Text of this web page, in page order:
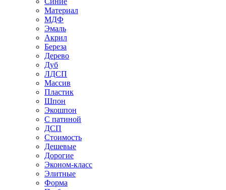
Материал
МДФ
Эмаль
Акрил
Береза
Дерево
Дуб
ЛДСП
Массив
Пластик
Шпон
Экошпон
С патиной
ДСП
Стоимость
Дешевые
Дорогие
Эконом-класс
Элитные
Форма